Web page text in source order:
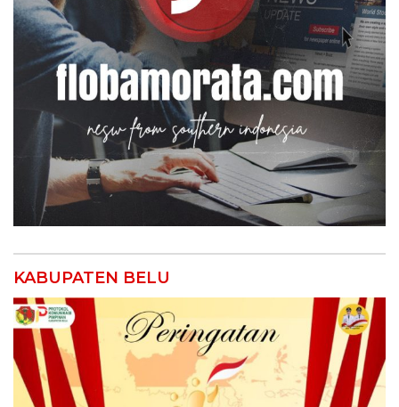
KABUPATEN BELU